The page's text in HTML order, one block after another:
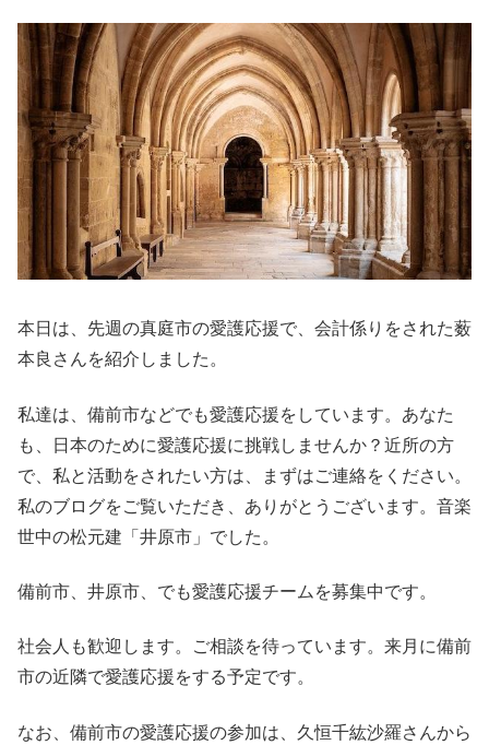
本日は、先週の真庭市の愛護応援で、会計係りをされた薮
本良さんを紹介しました。
私達は、備前市などでも愛護応援をしています。あなた
も、日本のために愛護応援に挑戦しませんか？近所の方
で、私と活動をされたい方は、まずはご連絡をください。
私のブログをご覧いただき、ありがとうございます。音楽
世中の松元建「井原市」でした。
備前市、井原市、でも愛護応援チームを募集中です。
社会人も歓迎します。ご相談を待っています。来月に備前
市の近隣で愛護応援をする予定です。
なお、備前市の愛護応援の参加は、久恒千紘沙羅さんから